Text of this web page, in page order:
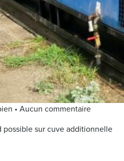
• Aucun commentaire
possible sur cuve additionnelle